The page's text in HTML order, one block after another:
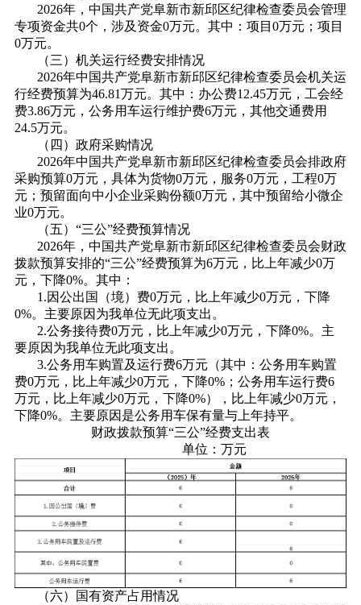
2026年，中国共产党阜新市新邱区纪律检查委员会管理
专项资金共0个，涉及资金0万元。其中：项目0万元；项目
0万元。
（三）机关运行经费安排情况
2026年中国共产党阜新市新邱区纪律检查委员会机关运
行经费预算为46.81万元。其中：办公费12.45万元，工会经
费3.86万元，公务用车运行维护费6万元，其他交通费用
24.5万元。
（四）政府采购情况
2026年中国共产党阜新市新邱区纪律检查委员会排政府
采购预算0万元，具体为货物0万元，服务0万元，工程0万
元；预留面向中小企业采购份额0万元，其中预留给小微企
业0万元。
（五）“三公”经费预算情况
2026年，中国共产党阜新市新邱区纪律检查委员会财政
拨款预算安排的“三公”经费预算为6万元，比上年减少0万
元，下降0%。其中：
1.因公出国（境）费0万元，比上年减少0万元，下降
0%。主要原因为我单位无此项支出。
2.公务接待费0万元，比上年减少0万元，下降0%。主
要原因为我单位无此项支出。
3.公务用车购置及运行费6万元（其中：公务用车购置
费0万元，比上年减少0万元，下降0%；公务用车运行费6
万元，比上年减少0万元，下降0%），比上年减少0万元，
下降0%。主要原因是公务用车保有量与上年持平。
财政拨款预算“三公”经费支出表
单位：万元
（六）国有资产占用情况